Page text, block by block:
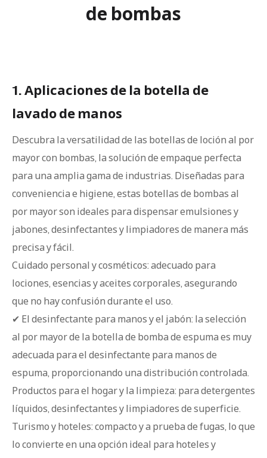
de bombas
1. Aplicaciones de la botella de
lavado de manos
Descubra la versatilidad de las botellas de loción al por
mayor con bombas, la solución de empaque perfecta
para una amplia gama de industrias. Diseñadas para
conveniencia e higiene, estas botellas de bombas al
por mayor son ideales para dispensar emulsiones y
jabones, desinfectantes y limpiadores de manera más
precisa y fácil.
Cuidado personal y cosméticos: adecuado para
lociones, esencias y aceites corporales, asegurando
que no hay confusión durante el uso.
✔ El desinfectante para manos y el jabón: la selección
al por mayor de la botella de bomba de espuma es muy
adecuada para el desinfectante para manos de
espuma, proporcionando una distribución controlada.
Productos para el hogar y la limpieza: para detergentes
líquidos, desinfectantes y limpiadores de superficie.
Turismo y hoteles: compacto y a prueba de fugas, lo que
lo convierte en una opción ideal para hoteles y